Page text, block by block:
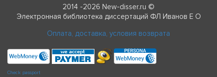
2014 -2026 New-disser.ru ©
Электронная библиотека диссертаций ФЛ Иванов Е О
Оплата, доставка, условия возврата
Check passport